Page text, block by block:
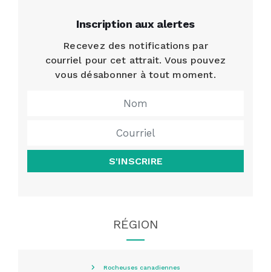
Inscription aux alertes
Recevez des notifications par
courriel pour cet attrait. Vous pouvez
vous désabonner à tout moment.
S'INSCRIRE
RÉGION
Rocheuses canadiennes